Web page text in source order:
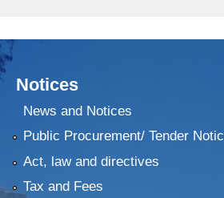
Notices
News and Notices
Public Procurement/ Tender
Act, law and directives
Tax and Fees